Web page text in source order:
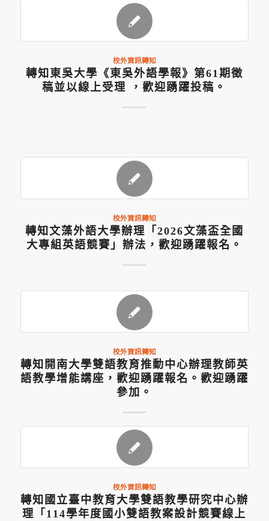
校外資訊轉知
轉知東吳大學《東吳外語學報》第61期徵
稿並以線上受理 ，歡迎踴躍投稿。
校外資訊轉知
轉知文藻外語大學辦理「2026文藻盃全國
大專組英語競賽」辦法，歡迎踴躍報名。
校外資訊轉知
轉知開南大學雙語教育推動中心辦理教師英
語教學增能講座，歡迎踴躍報名。歡迎踴躍
參加。
校外資訊轉知
轉知國立臺中教育大學雙語教學研究中心辦
理「114學年度國小雙語教案設計競賽線上